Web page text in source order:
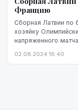
Францию
Сборная Латвии по
хозяйку
напряженного
02.08.2024 16:40